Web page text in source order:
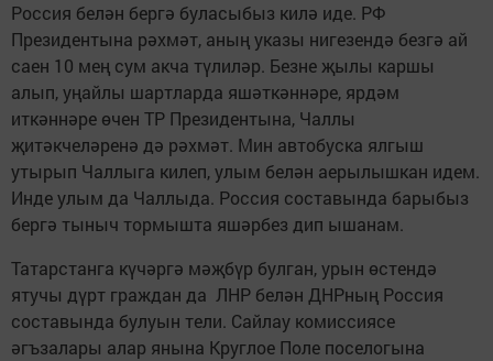
Россия белән бергә буласыбыз килә иде. РФ
Президентына рәхмәт, аның указы нигезендә безгә ай
саен 10 мең сум акча түлиләр. Безне җылы каршы
алып, уңайлы шартларда яшәткәннәре, ярдәм
иткәннәре өчен ТР Президентына, Чаллы
җитәкчеләренә дә рәхмәт. Мин автобуска ялгыш
утырып Чаллыга килеп, улым белән аерылышкан идем.
Инде улым да Чаллыда. Россия составында барыбыз
бергә тыныч тормышта яшәрбез дип ышанам.
Татарстанга күчәргә мәҗбүр булган, урын өстендә
ятучы дүрт граждан да ЛНР белән ДНРның Россия
составында булуын тели. Сайлау комиссиясе
әгъзалары алар янына Круглое Поле поселогына